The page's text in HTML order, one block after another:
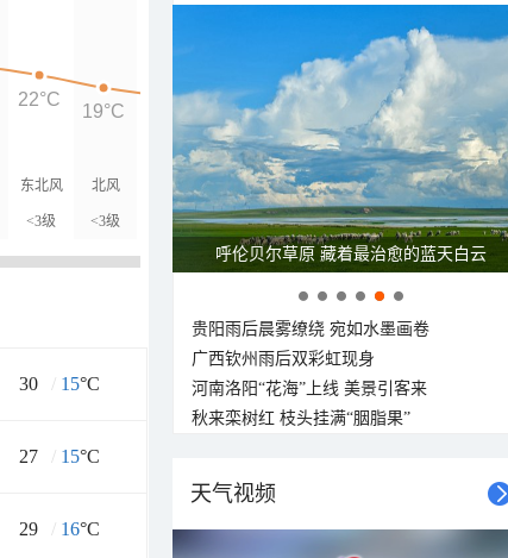
东北风
<3级
北风
<3级
北风
<3级
南风
<3级
南风
<3级
东北风
<3级
南风
<3级
南风
<3级
22°C
19°C 17°C 16°C 15°C 15°C 14°C 14°C
30 / 15°C
27 / 15°C
29 / 16°C
呼伦贝尔草原 藏着最治愈的蓝天白云
贵阳雨后晨雾缭绕 宛如水墨画卷
广西钦州雨后双彩虹现身
河南洛阳“花海”上线 美景引客来
秋来栾树红 枝头挂满“胭脂果”
天气视频